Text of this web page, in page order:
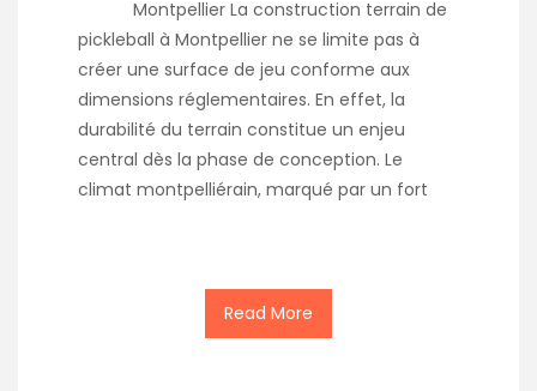
Montpellier La construction terrain de
pickleball à Montpellier ne se limite pas à
créer une surface de jeu conforme aux
dimensions réglementaires. En effet, la
durabilité du terrain constitue un enjeu
central dès la phase de conception. Le
climat montpelliérain, marqué par un fort
Read More